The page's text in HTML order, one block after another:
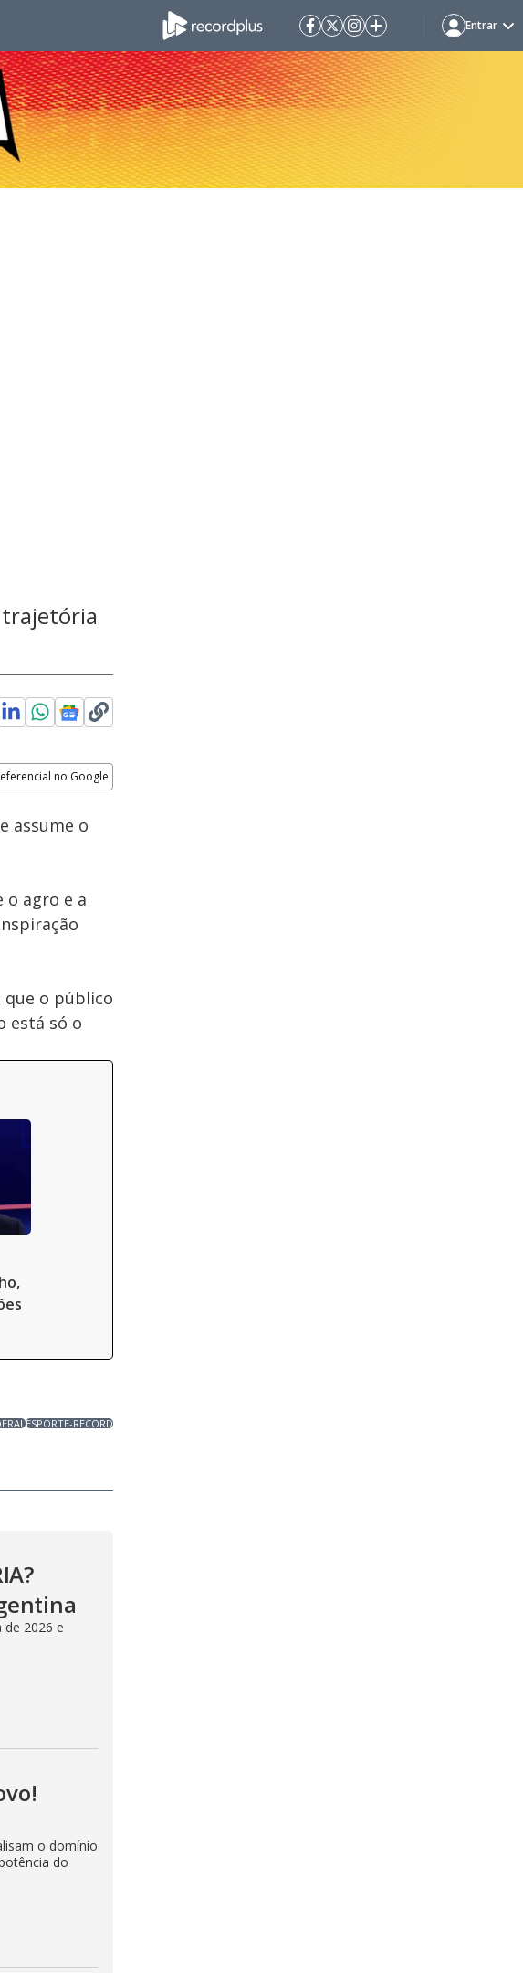
Entrar
trajetória
no Google
assume o
o agro e a
o público
está só o
ESPORTE-RECORD
2026 e
o domínio
do